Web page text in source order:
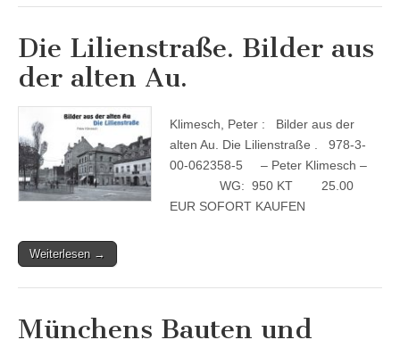
Die Lilienstraße. Bilder aus
der alten Au.
Klimesch, Peter : Bilder aus der
alten Au. Die Lilienstraße . 978-3-
00-062358-5 – Peter Klimesch –
WG: 950 KT 25.00
EUR SOFORT KAUFEN
Weiterlesen →
Münchens Bauten und